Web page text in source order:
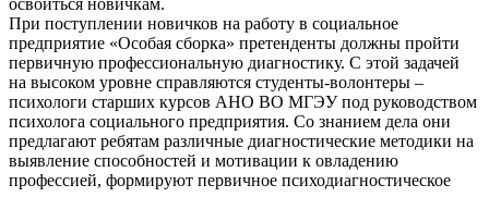
освоиться новичкам.
При поступлении новичков на работу в социальное
предприятие «Особая сборка» претенденты должны пройти
первичную профессиональную диагностику. С этой задачей
на высоком уровне справляются студенты-волонтеры –
психологи старших курсов АНО ВО МГЭУ под руководством
психолога социального предприятия. Со знанием дела они
предлагают ребятам различные диагностические методики на
выявление способностей и мотивации к овладению
профессией, формируют первичное психодиагностическое